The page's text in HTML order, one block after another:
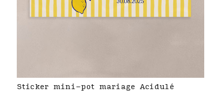
Sticker mini-pot mariage Acidulé